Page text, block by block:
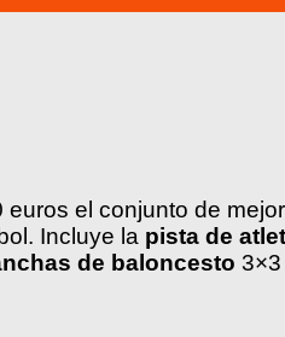
el conjunto de
Incluye la pista de
de baloncesto 3×3